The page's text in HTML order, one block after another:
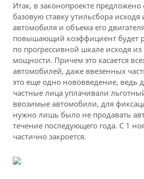
Итак, в законопроекте
базовую ставку утильсбора исходя
автомобиля и объема его
повышающий коэффициент будет
по прогрессивной шкале исходя
мощности. Причем это касается
автомобилей, даже ввезенных
это еще одно нововведение, ведь
частные лица уплачивали
ввозимые автомобили, для
нужно лишь было не продавать
течение последующего года. С 1
частично закроется.